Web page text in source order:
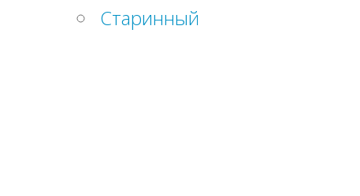
Старинный